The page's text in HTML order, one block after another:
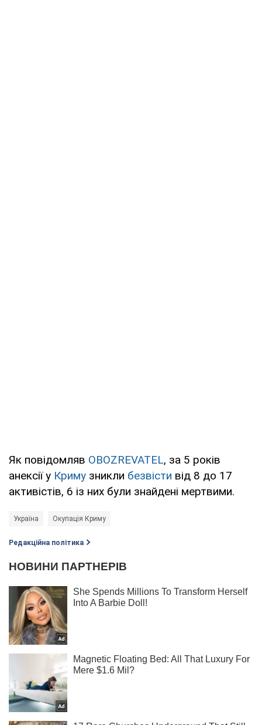
Як повідомляв OBOZREVATEL, за 5 років
анексії у Криму зникли безвісти від 8 до 17
активістів, 6 із них були знайдені мертвими.
Україна Окупація Криму
Редакційна політика